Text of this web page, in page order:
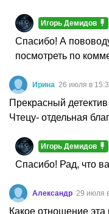
Игорь Демидов
Спасибо! А
посмотреть по
Ирина 26 июля в
Прекрасный
Чтецу- отдельная
Игорь Демидов
Спасибо! Рад, что
Александр 29 июля
Какое отношение эта